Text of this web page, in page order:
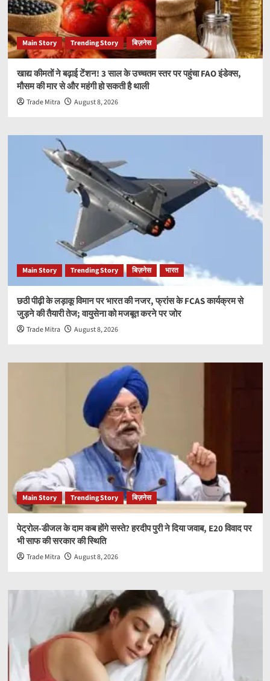
Main Story Trending Story बिज़नेस
खाद्य कीमतों ने बढ़ाई टेंशन! 3 साल के उच्चतम स्तर पर पहुंचा FAO इंडेक्स,
मौसम की मार से और महंगी हो सकती है थाली
Trade Mitra August 8, 2026
Main Story Trending Story बिज़नेस भारत
छठी पीढ़ी के लड़ाकू विमान पर भारत की नजर, फ्रांस के FCAS कार्यक्रम से
जुड़ने की तैयारी तेज; वायुसेना को मजबूत करने पर जोर
Trade Mitra August 8, 2026
Main Story Trending Story बिज़नेस
पेट्रोल-डीजल के दाम कब होंगे सस्ते? हरदीप पुरी ने दिया जवाब, E20 विवाद पर
भी साफ की सरकार की स्थिति
Trade Mitra August 8, 2026